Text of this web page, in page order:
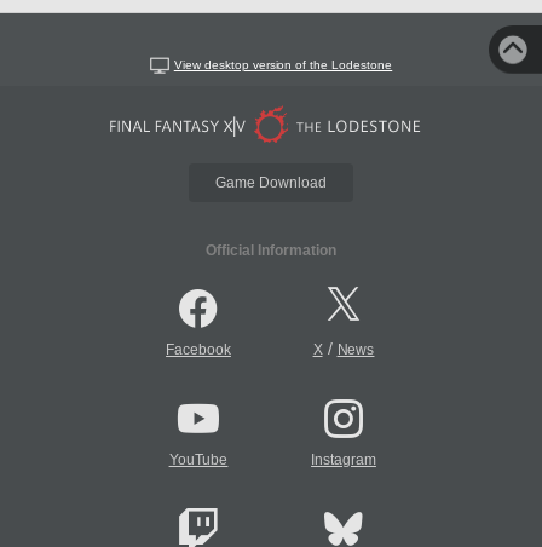
View desktop version of the Lodestone
Game Download
Official Information
Facebook X/ News
YouTube Instagram